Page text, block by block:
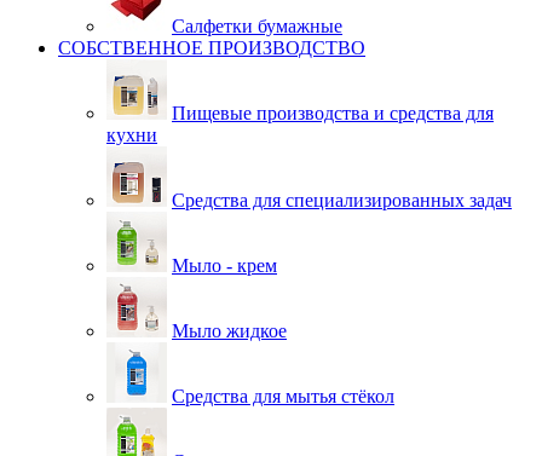
Салфетки бумажные
СОБСТВЕННОЕ ПРОИЗВОДСТВО
Пищевые производства и средства для
кухни
Средства для специализированных задач
Мыло - крем
Мыло жидкое
Средства для мытья стёкол